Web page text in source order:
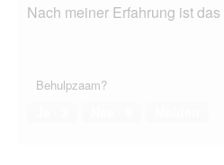
Nach meiner Erfahrung ist
Behulpzaam?